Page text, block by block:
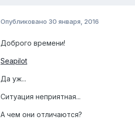
Опубликовано 30 января, 2016
Доброго времени!
Seapilot
Да уж...
Ситуация неприятная...
А чем они отличаются?